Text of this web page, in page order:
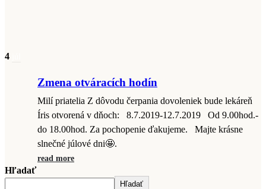
4
Zmena otváracích hodín
Milí priatelia Z dôvodu čerpania dovoleniek bude lekáreň
Íris otvorená v dňoch: 8.7.2019-12.7.2019 Od 9.00hod.-
do 18.00hod. Za pochopenie ďakujeme. Majte krásne
slnečné júlové dni🤩.
read more
Hľadať
Hľadať